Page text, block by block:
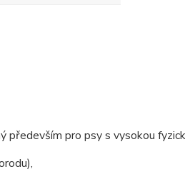
především pro psy s vysokou